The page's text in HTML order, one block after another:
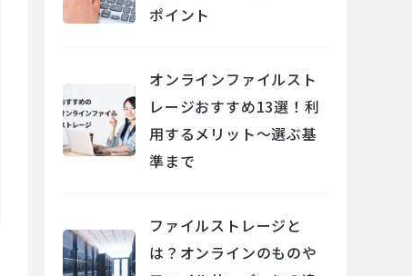
ポイント
オンラインファイルスト
レージおすすめ13選！利
用するメリット～選ぶ基
準まで
ファイルストレージと
は？オンラインのものや